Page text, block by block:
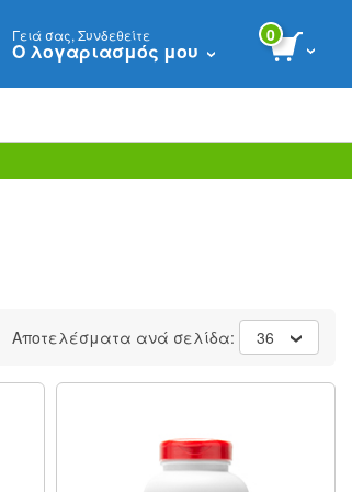
Γειά σας, Συνδεθείτε
Ο λογαριασμός μου
0
Αποτελέσματα ανά σελίδα: 36